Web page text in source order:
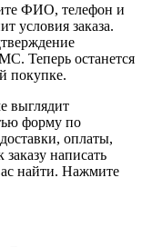
ФИО, телефон и
условия заказа.
Теперь останется
покупке.
выглядит
форму по
оплаты,
написать
найти. Нажмите